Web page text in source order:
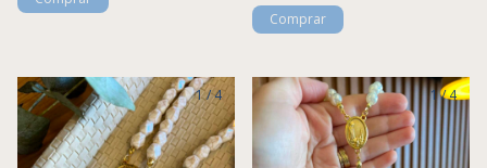
1/4 1/4